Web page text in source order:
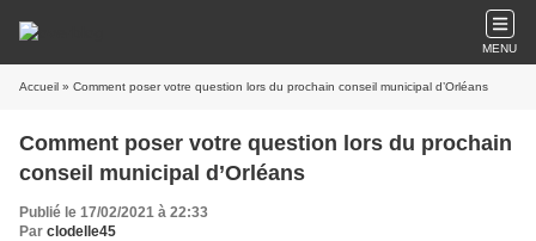
MENU
Accueil » Comment poser votre question lors du prochain conseil municipal d’Orléans
Comment poser votre question lors du prochain
conseil municipal d’Orléans
Publié le 17/02/2021 à 22:33
Par clodelle45